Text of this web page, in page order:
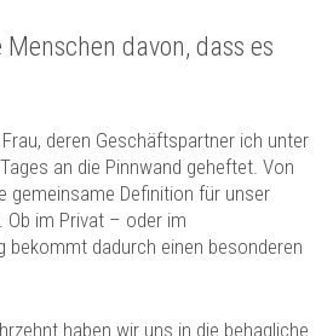
Menschen davon, dass es
deren Geschäftspartner ich unter
an die Pinnwand geheftet. Von
gemeinsame Definition für unser
Ob im Privat – oder im
bekommt dadurch einen besonderen
haben wir uns in die behagliche